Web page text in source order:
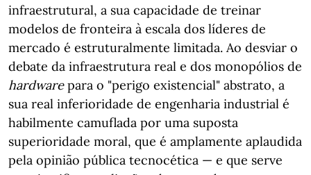
infraestrutural, a sua capacidade de treinar
modelos de fronteira à escala dos líderes de
mercado é estruturalmente limitada. Ao desviar o
debate da infraestrutura real e dos monopólios de
hardwarepara o "perigo existencial" abstrato, a
sua real inferioridade de engenharia industrial é
habilmente camuflada por uma suposta
superioridade moral, que é amplamente aplaudida
pela opinião pública tecnocética — e que serve